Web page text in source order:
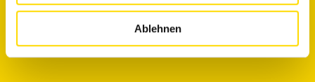
Ablehnen
Inbetriebnahme und stehen Ihnen auch
danach mit Wartung und Service zur Seite.